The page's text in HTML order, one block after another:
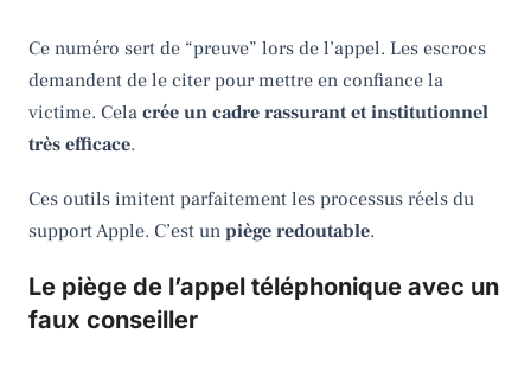
Ce numéro sert de “preuve” lors de l’appel. Les escrocs
demandent de le citer pour mettre en confiance la
victime. Cela crée un cadre rassurant et institutionnel
très efficace.
Ces outils imitent parfaitement les processus réels du
support Apple. C’est un piège redoutable.
Le piège de l’appel téléphonique avec un
faux conseiller